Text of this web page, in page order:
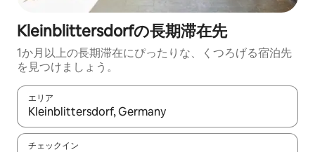
Kleinblittersdorfの長期滞在先
1か月以上の長期滞在にぴったりな、くつろげる宿泊先
を見つけましょう。
エリア
検索結果が表示されたら、上下の矢印キーを使って移動するか
チェックイン